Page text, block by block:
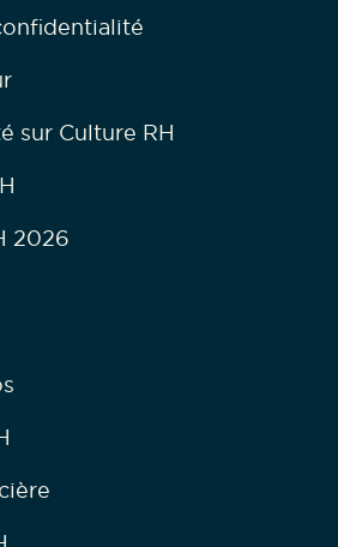
sur Culture RH
2026